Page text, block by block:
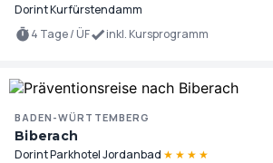
Dorint Kurfürstendamm
4 Tage / ÜF
inkl. Kursprogramm
BADEN-WÜRTTEMBERG
Biberach
Dorint Parkhotel Jordanbad ★ ★ ★ ★